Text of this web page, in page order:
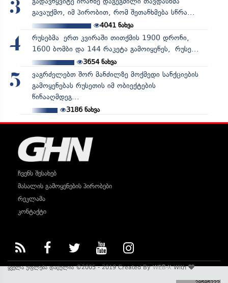
3
გავაუქმო, იმ პირობით, რომ შეთანხმება სწრა...
4041ნახვა
4
რუსებმა ერთ კვირაში თითქმის 1900 დრონი,
1600 ბომბი და 144 რაკეტა გამოიყენეს, რუსე...
3654ნახვა
5
ვაგრძელებთ შორ მანძილზე მოქმედი სანქციების
გამოყენებას რუსეთის იმ ობიექტების
წინააღმდეგ...
3186ნახვა
ჩვენს შესახებ
მასალის გამოყენების პირობები
რეკლამა
კონტაქტი
ყველა უფლება დაცულია ©2005 - 2019 Created ByWEB-XWith